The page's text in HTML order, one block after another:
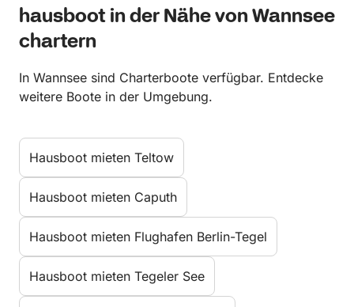
hausboot in der Nähe von Wannsee
chartern
In Wannsee sind Charterboote verfügbar. Entdecke
weitere Boote in der Umgebung.
Hausboot mieten Teltow
Hausboot mieten Caputh
Hausboot mieten Flughafen Berlin-Tegel
Hausboot mieten Tegeler See